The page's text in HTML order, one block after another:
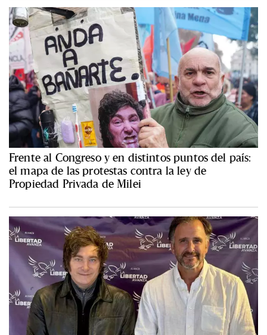
Frente al Congreso y en distintos puntos del país:
el mapa de las protestas contra la ley de
Propiedad Privada de Milei